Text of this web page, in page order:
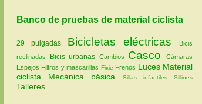
Banco de pruebas de material ciclista
29 pulgadas Bicicletas eléctricas
Bicis
reclinadas
Bicis urbanas Cambios Casco
Cámaras
Espejos Filtros y mascarillas Fixie Frenos Luces Material
ciclista
Mecánica básica Sillas infantiles Sillines
Talleres